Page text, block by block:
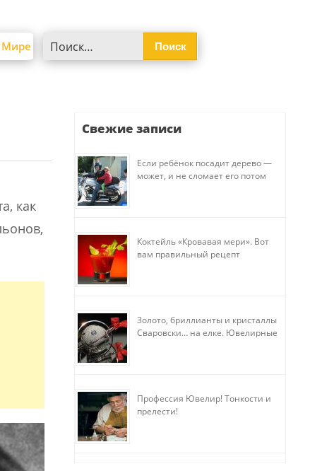
Мире
как
Свежие записи
Если ребёнок посадит дерево —
может, и не сломает его потом
Коктейль «Кровавая мери». Вот
вам правильный рецепт
Золото, бриллианты и кристаллы
Сваровски… на елке. Ювелирные
Профессия Ювелир! Тонкости и
прелести!